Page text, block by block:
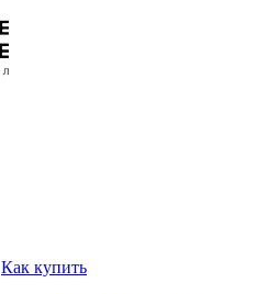
Как купить